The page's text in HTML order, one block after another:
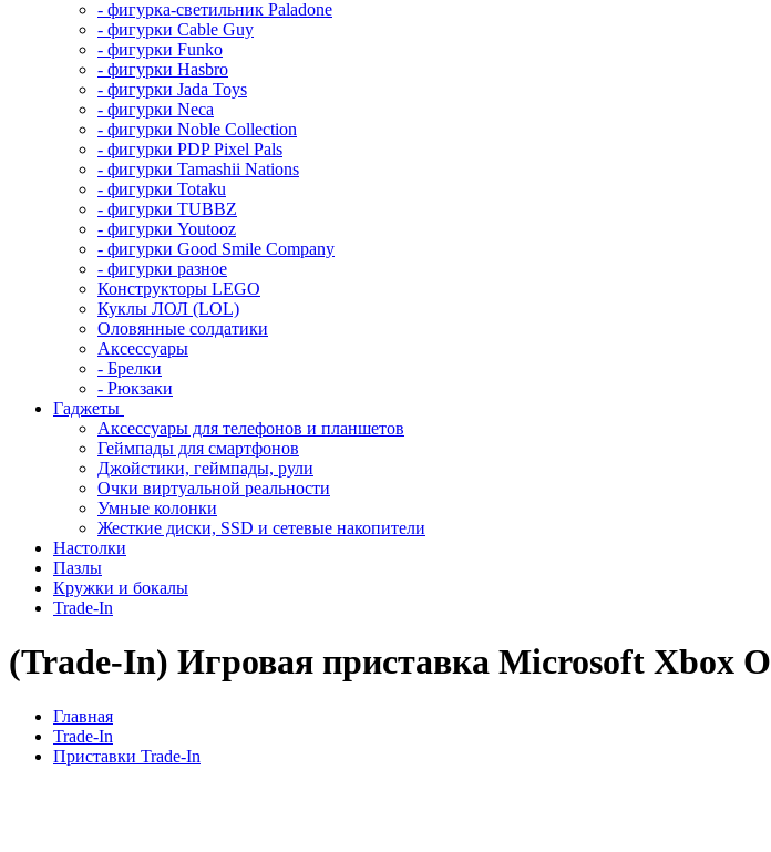
- фигурка-светильник Paladone
- фигурки Cable Guy
- фигурки Funko
- фигурки Hasbro
- фигурки Jada Toys
- фигурки Neca
- фигурки Noble Collection
- фигурки PDP Pixel Pals
- фигурки Tamashii Nations
- фигурки Totaku
- фигурки TUBBZ
- фигурки Youtooz
- фигурки Good Smile Company
- фигурки разное
Конструкторы LEGO
Куклы ЛОЛ (LOL)
Оловянные солдатики
Аксессуары
- Брелки
- Рюкзаки
Гаджеты
Аксессуары для телефонов и планшетов
Геймпады для смартфонов
Джойстики, геймпады, рули
Очки виртуальной реальности
Умные колонки
Жесткие диски, SSD и сетевые накопители
Настолки
Пазлы
Кружки и бокалы
Trade-In
(Trade-In) Игровая приставка Microsoft Xbox
Главная
Trade-In
Приставки Trade-In